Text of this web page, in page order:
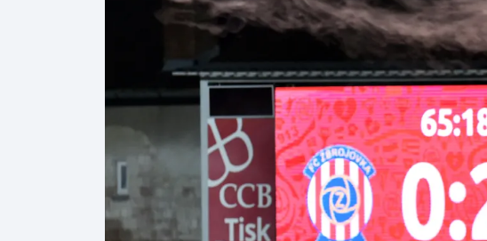
Curling
Florbal
Futsal
Golf
Gymnastika